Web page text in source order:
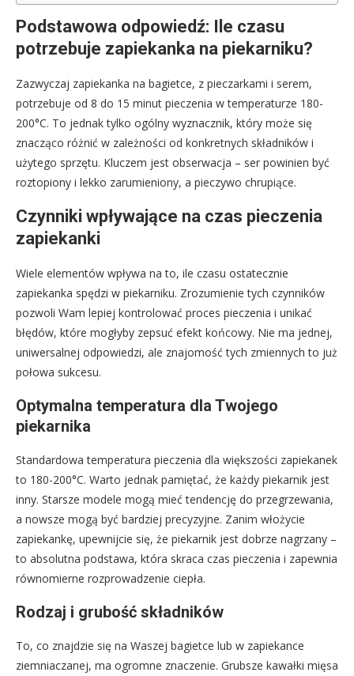
Podstawowa odpowiedź: Ile czasu
potrzebuje zapiekanka na piekarniku?
Zazwyczaj zapiekanka na bagietce, z pieczarkami i serem,
potrzebuje od 8 do 15 minut pieczenia w temperaturze 180-
200°C. To jednak tylko ogólny wyznacznik, który może się
znacząco różnić w zależności od konkretnych składników i
użytego sprzętu. Kluczem jest obserwacja – ser powinien być
roztopiony i lekko zarumieniony, a pieczywo chrupiące.
Czynniki wpływające na czas pieczenia
zapiekanki
Wiele elementów wpływa na to, ile czasu ostatecznie
zapiekanka spędzi w piekarniku. Zrozumienie tych czynników
pozwoli Wam lepiej kontrolować proces pieczenia i unikać
błędów, które mogłyby zepsuć efekt końcowy. Nie ma jednej,
uniwersalnej odpowiedzi, ale znajomość tych zmiennych to już
połowa sukcesu.
Optymalna temperatura dla Twojego
piekarnika
Standardowa temperatura pieczenia dla większości zapiekanek
to 180-200°C. Warto jednak pamiętać, że każdy piekarnik jest
inny. Starsze modele mogą mieć tendencję do przegrzewania,
a nowsze mogą być bardziej precyzyjne. Zanim włożycie
zapiekankę, upewnijcie się, że piekarnik jest dobrze nagrzany –
to absolutna podstawa, która skraca czas pieczenia i zapewnia
równomierne rozprowadzenie ciepła.
Rodzaj i grubość składników
To, co znajdzie się na Waszej bagietce lub w zapiekance
ziemniaczanej, ma ogromne znaczenie. Grubsze kawałki mięsa